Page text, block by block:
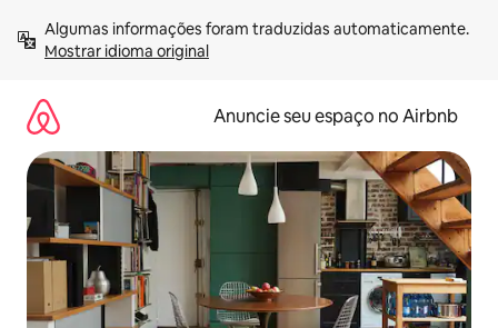
para
Mostrar idioma original
Anuncie seu espaço no Airbnb